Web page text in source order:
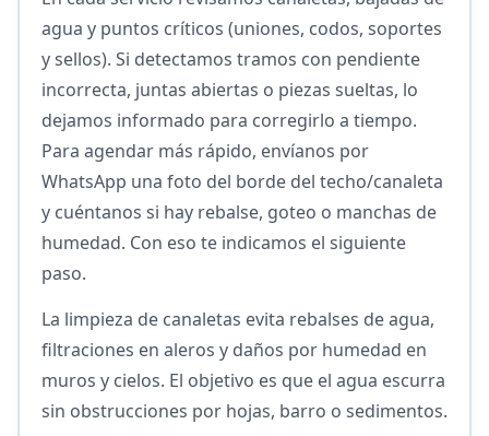
agua y puntos críticos (uniones, codos, soportes
y sellos). Si detectamos tramos con pendiente
incorrecta, juntas abiertas o piezas sueltas, lo
dejamos informado para corregirlo a tiempo.
Para agendar más rápido, envíanos por
WhatsApp una foto del borde del techo/canaleta
y cuéntanos si hay rebalse, goteo o manchas de
humedad. Con eso te indicamos el siguiente
paso.
La limpieza de canaletas evita rebalses de agua,
filtraciones en aleros y daños por humedad en
muros y cielos. El objetivo es que el agua escurra
sin obstrucciones por hojas, barro o sedimentos.